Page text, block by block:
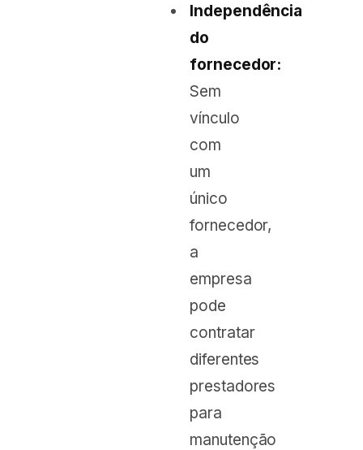
Independência
do
fornecedor:
Sem
vínculo
com
um
único
fornecedor,
a
empresa
pode
contratar
diferentes
prestadores
para
manutenção